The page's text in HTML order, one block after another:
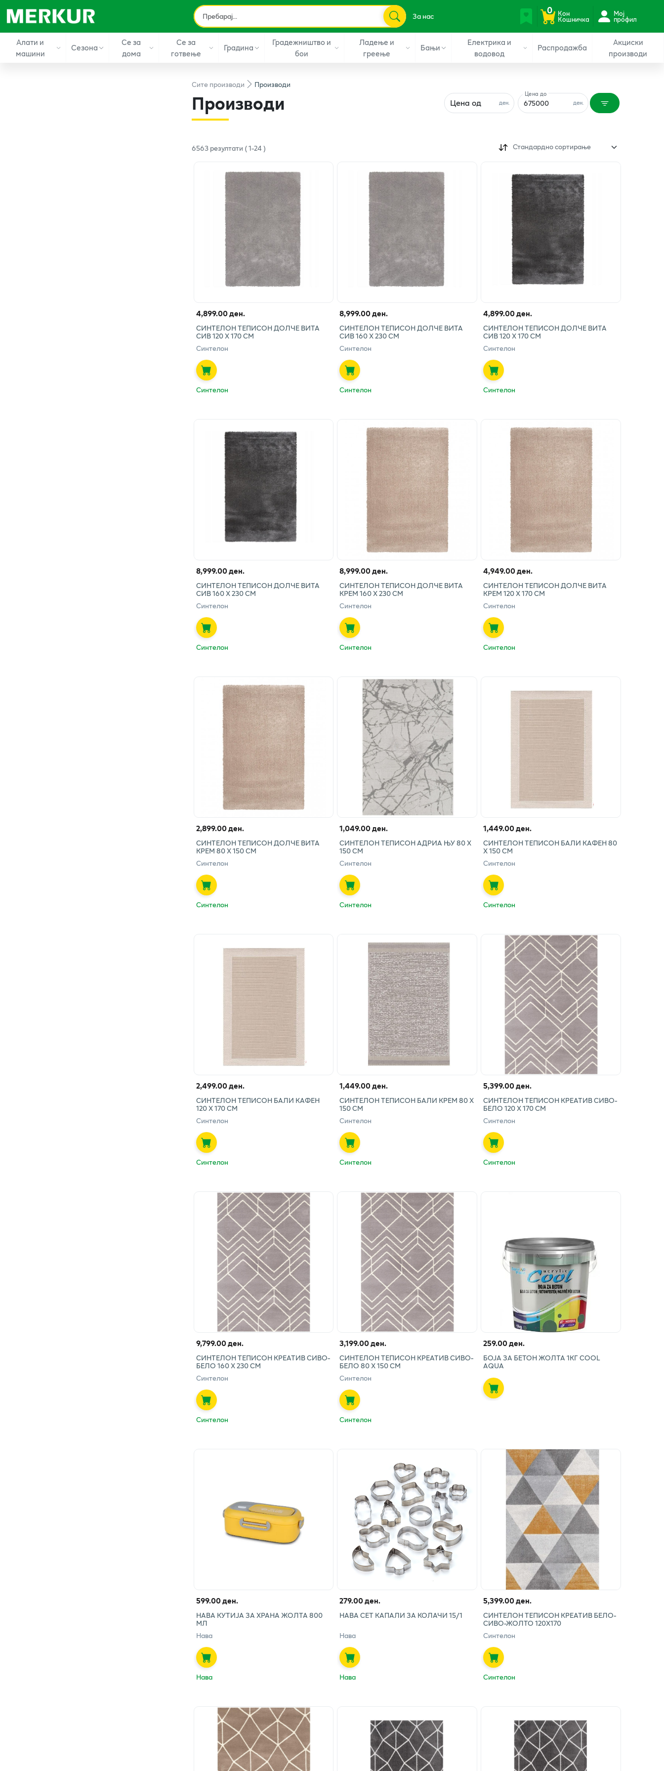
За нас 0 Кон
Кошничка
Мој
профил
Алати и
машини
Сезона
Се за
дома
Се за
готвење
Градина
Градежништво и
бои
Ладење и
греење
Бањи
Електрика и
водовод
Распродажба
Акциски
производи
Ситепроизводи Производи
Производи ден.
Цена од ден.
Цена до
6563резултати (1-24) Стандардно сортирање
4,899.00 ден.
СИНТЕЛОН ТЕПИСОН ДОЛЧЕ ВИТА
СИВ 120 Х 170 СМ
Синтелон
Синтелон
8,999.00 ден.
СИНТЕЛОН ТЕПИСОН ДОЛЧЕ ВИТА
СИВ 160 Х 230 СМ
Синтелон
Синтелон
4,899.00 ден.
СИНТЕЛОН ТЕПИСОН ДОЛЧЕ ВИТА
СИВ 120 Х 170 СМ
Синтелон
Синтелон
8,999.00 ден.
СИНТЕЛОН ТЕПИСОН ДОЛЧЕ ВИТА
СИВ 160 Х 230 СМ
Синтелон
Синтелон
8,999.00 ден.
СИНТЕЛОН ТЕПИСОН ДОЛЧЕ ВИТА
КРЕМ 160 Х 230 СМ
Синтелон
Синтелон
4,949.00 ден.
СИНТЕЛОН ТЕПИСОН ДОЛЧЕ ВИТА
КРЕМ 120 Х 170 СМ
Синтелон
Синтелон
2,899.00 ден.
СИНТЕЛОН ТЕПИСОН ДОЛЧЕ ВИТА
КРЕМ 80 Х 150 СМ
Синтелон
Синтелон
1,049.00 ден.
СИНТЕЛОН ТЕПИСОН АДРИА ЊУ 80 Х
150 СМ
Синтелон
Синтелон
1,449.00 ден.
СИНТЕЛОН ТЕПИСОН БАЛИ КАФЕН 80
Х 150 СМ
Синтелон
Синтелон
2,499.00 ден.
СИНТЕЛОН ТЕПИСОН БАЛИ КАФЕН
120 Х 170 СМ
Синтелон
Синтелон
1,449.00 ден.
СИНТЕЛОН ТЕПИСОН БАЛИ КРЕМ 80 Х
150 СМ
Синтелон
Синтелон
5,399.00 ден.
СИНТЕЛОН ТЕПИСОН КРЕАТИВ СИВО-
БЕЛО 120 Х 170 СМ
Синтелон
Синтелон
9,799.00 ден.
СИНТЕЛОН ТЕПИСОН КРЕАТИВ СИВО-
БЕЛО 160 Х 230 СМ
Синтелон
Синтелон
3,199.00 ден.
СИНТЕЛОН ТЕПИСОН КРЕАТИВ СИВО-
БЕЛО 80 Х 150 СМ
Синтелон
Синтелон
259.00 ден.
БОЈА ЗА БЕТОН ЖОЛТА 1КГ COOL
AQUA
599.00 ден.
НАВА КУТИЈА ЗА ХРАНА ЖОЛТА 800
МЛ
Нава
Нава
279.00 ден.
НАВА СЕТ КАПАЛИ ЗА КОЛАЧИ 15/1
Нава
Нава
5,399.00 ден.
СИНТЕЛОН ТЕПИСОН КРЕАТИВ БЕЛО-
СИВО-ЖОЛТО 120Х170
Синтелон
Синтелон